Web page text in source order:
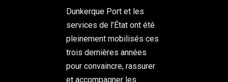
Dunkerque Port et les
services de l’État ont été
pleinement mobilisés ces
trois dernières années
pour convaincre, rassurer
et accompagner les